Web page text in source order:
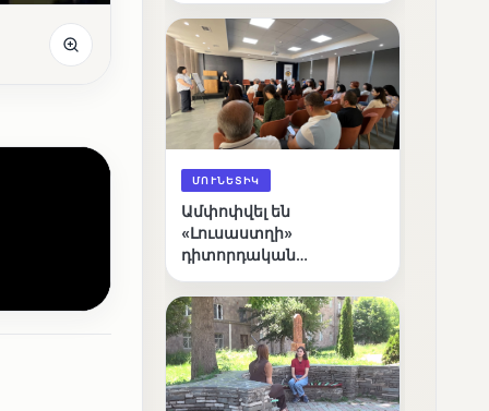
ճանապարհը
ՄՈՒՆԵՏԻԿ
Ամփոփվել են
«Լուսաստղի»
դիտորդական
արդյունքները